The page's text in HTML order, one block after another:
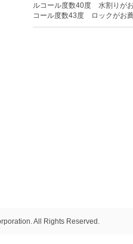
ルコール度数40度 水割りが
コール度数43度 ロックがお
All Rights Reserved.